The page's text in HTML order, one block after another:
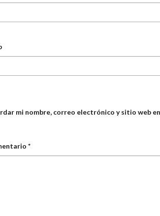
mi nombre, correo electrónico y sitio web
*